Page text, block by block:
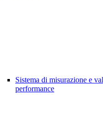
Sistema di misurazione e
performance